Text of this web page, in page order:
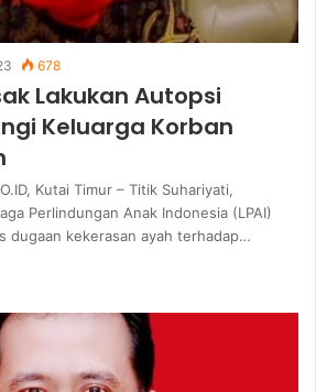
678
Lakukan Autopsi
Keluarga Korban
Kutai Timur – Titik Suhariyati,
Perlindungan Anak Indonesia (LPAI)
dugaan kekerasan ayah terhadap…